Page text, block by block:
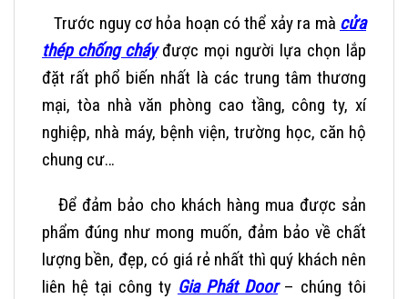
Trước nguy cơ hỏa hoạn có thể xảy ra mà cửa
thép chống cháy được mọi người lựa chọn lắp
đặt rất phổ biến nhất là các trung tâm thương
mại, tòa nhà văn phòng cao tầng, công ty, xí
nghiệp, nhà máy, bệnh viện, trường học, căn hộ
chung cư…
Để đảm bảo cho khách hàng mua được sản
phẩm đúng như mong muốn, đảm bảo về chất
lượng bền, đẹp, có giá rẻ nhất thì quý khách nên
liên hệ tại công ty Gia Phát Door– chúng tôi